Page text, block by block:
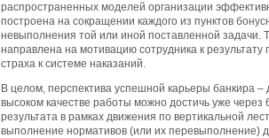
распространенных моделей организации
построена на сокращении каждого из пунктов
невыполнения той или иной поставленной задачи.
направлена на мотивацию сотрудника к
страха к системе наказаний.
В целом, перспектива успешной карьеры банкира –
высоком качестве работы можно достичь уже
результата в рамках движения по вертикальной
выполнение нормативов (или их перевыполнение)